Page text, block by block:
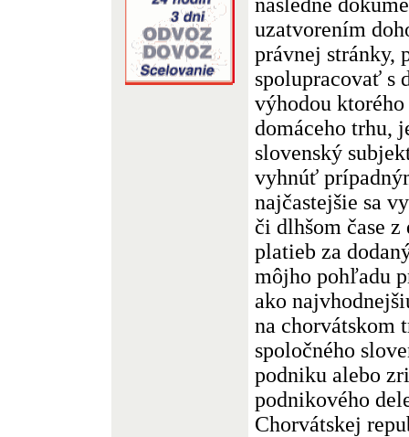
uzatvorením
právnej stránky,
spolupracovať s
výhodou
domáceho trhu,
slovenský
vyhnúť
najčastejšie sa
či dlhšom čase z
platieb za
môjho pohľadu
ako
na chorvátskom
spoločného
podniku alebo
podnikového
Chorvátskej